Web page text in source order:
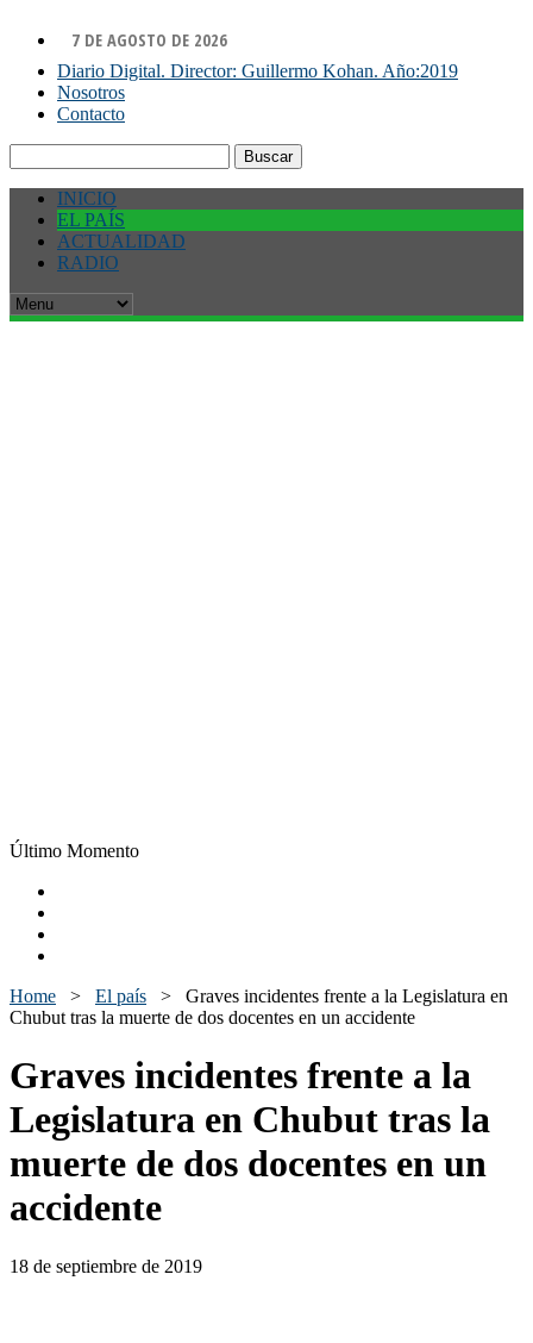
7 DE AGOSTO DE 2026
Diario Digital. Director: Guillermo Kohan. Año:2019
Nosotros
Contacto
INICIO
EL PAÍS
ACTUALIDAD
RADIO
Último Momento
Home > El país > Graves incidentes frente a la Legislatura en
Chubut tras la muerte de dos docentes en un accidente
Graves incidentes frente a la
Legislatura en Chubut tras la
muerte de dos docentes en un
accidente
18 de septiembre de 2019